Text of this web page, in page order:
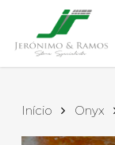
main
content
Início Onyx